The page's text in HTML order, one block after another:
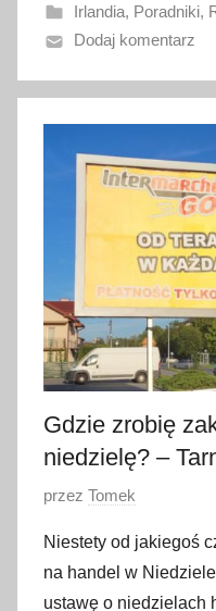
n
o
s
t
a
2
0
2
Irlandia, Poradniki,
Dodaj komentarz
Gdzie zrobię
niedzielę? –
O
u
b
przez Tomek
Niestety od jakiegoś
na handel w
ustawę o niedzielach